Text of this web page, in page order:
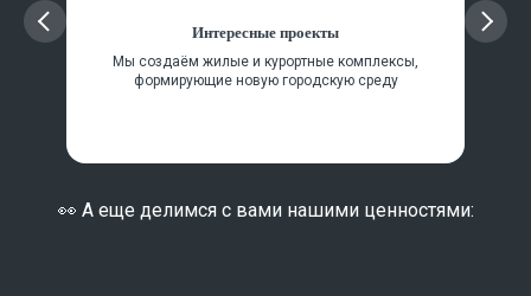
Интересные проекты
Мы создаём жилые и курортные комплексы,
формирующие новую городскую среду
👀 А еще делимся с вами нашими ценностями: